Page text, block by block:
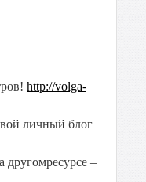
http://volga-
личный блог
другомресурсе –